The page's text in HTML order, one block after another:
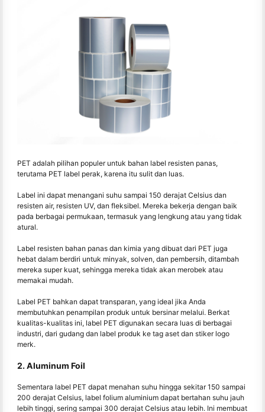
PET adalah pilihan populer untuk bahan label resisten panas,
terutama PET label perak, karena itu sulit dan luas.
Label ini dapat menangani suhu sampai 150 derajat Celsius dan
resisten air, resisten UV, dan fleksibel. Mereka bekerja dengan baik
pada berbagai permukaan, termasuk yang lengkung atau yang tidak
atural.
Label resisten bahan panas dan kimia yang dibuat dari PET juga
hebat dalam berdiri untuk minyak, solven, dan pembersih, ditambah
mereka super kuat, sehingga mereka tidak akan merobek atau
memakai mudah.
Label PET bahkan dapat transparan, yang ideal jika Anda
membutuhkan penampilan produk untuk bersinar melalui. Berkat
kualitas-kualitas ini, label PET digunakan secara luas di berbagai
industri, dari gudang dan label produk ke tag aset dan stiker logo
merk.
2. Aluminum Foil
Sementara label PET dapat menahan suhu hingga sekitar 150 sampai
200 derajat Celsius, label folium aluminium dapat bertahan suhu jauh
lebih tinggi, sering sampai 300 derajat Celsius atau lebih. Ini membuat